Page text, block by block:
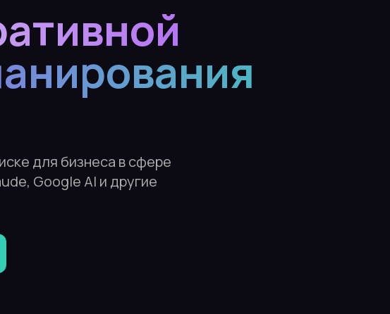
для бизнеса в сфере
Google AI и другие